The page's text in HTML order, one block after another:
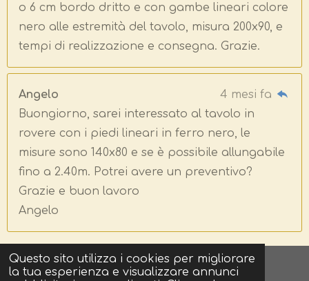
Questo sito utilizza i cookies per migliorare
la tua esperienza e visualizzare annunci
o 6 cm bordo dritto e con gambe lineari colore
nero alle estremità del tavolo, misura 200x90, e
tempi di realizzazione e consegna. Grazie.
Angelo
4 mesi fa
Buongiorno, sarei interessato al tavolo in
rovere con i piedi lineari in ferro nero, le
misure sono 140x80 e se è possibile allungabile
fino a 2.40m. Potrei avere un preventivo?
Grazie e buon lavoro
Angelo
© 2024 - 2026 OUTLET DEL TAVOLO